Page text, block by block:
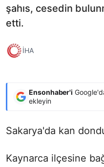
şahıs, cesedin
etti.
İHA
Ensonhaber'i
ekleyin
Sakarya'da kan
Kaynarca ilçesine